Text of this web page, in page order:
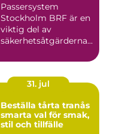
Passersystem
Stockholm BRF är en
viktig del av
säkerhetsåtgärderna
31. jul
Beställa tårta tranås
smarta val för smak,
stil och tillfälle